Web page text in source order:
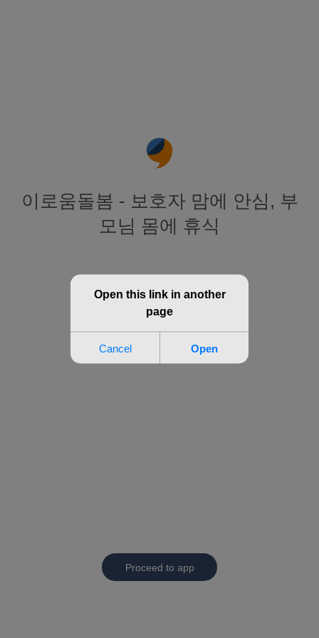
이로움돌봄 - 보호자 맘에 안심, 부
모님 몸에 휴식
Proceed to app